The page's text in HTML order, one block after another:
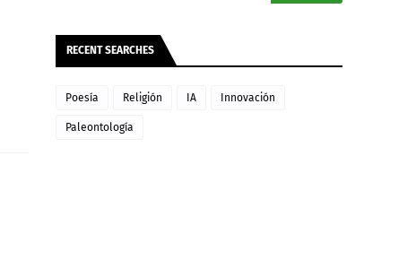
RECENT SEARCHES
Poesía Religión IA Innovación
Paleontología